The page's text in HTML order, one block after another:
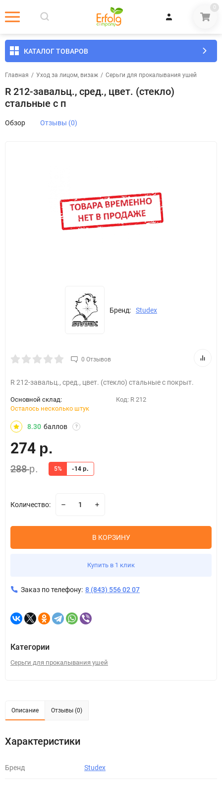
0
КАТАЛОГ ТОВАРОВ
Главная / Уход за лицом, визаж / Серьги для прокалывания ушей
R 212-завальц., сред., цвет. (стекло)
стальные с п
Обзор Отзывы (0)
Бренд: Studex
0 Отзывов
R 212-завальц., сред., цвет. (стекло) стальные с покрыт.
Основной склад:
Осталось несколько штук
Код: R 212
8.30 баллов ?
274 р.
288р. 5% -14 р.
Количество:
В КОРЗИНУ
Купить в 1 клик
Заказ по телефону: 8 (843) 556 02 07
Категории
Серьги для прокалывания ушей
Описание Отзывы (0)
Характеристики
Бренд Studex